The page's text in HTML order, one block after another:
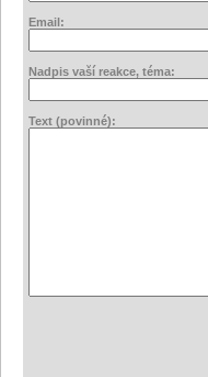
Email:
Nadpis vaší reakce, téma:
Text (povinné):